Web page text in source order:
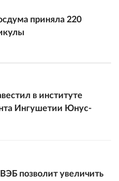
приняла 220
в институте
Ингушетии Юнус-
позволит увеличить